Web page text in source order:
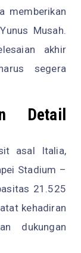
memberikan
Musah.
akhir
segera
Detail
asal Italia,
Stadium –
21.525
kehadiran
dukungan